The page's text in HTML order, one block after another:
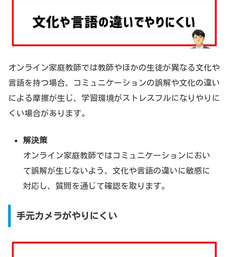
オンライン家庭教師では教師やほかの生徒が異なる文化や
言語を持つ場合、コミュニケーションの誤解や文化の違い
による摩擦が生じ、学習環境がストレスフルになりやりに
くい場合があります。
解決策
オンライン家庭教師ではコミュニケーションにおい
て誤解が生じないよう、文化や言語の違いに敏感に
対応し、質問を通じて確認を取ります。
手元カメラがやりにくい